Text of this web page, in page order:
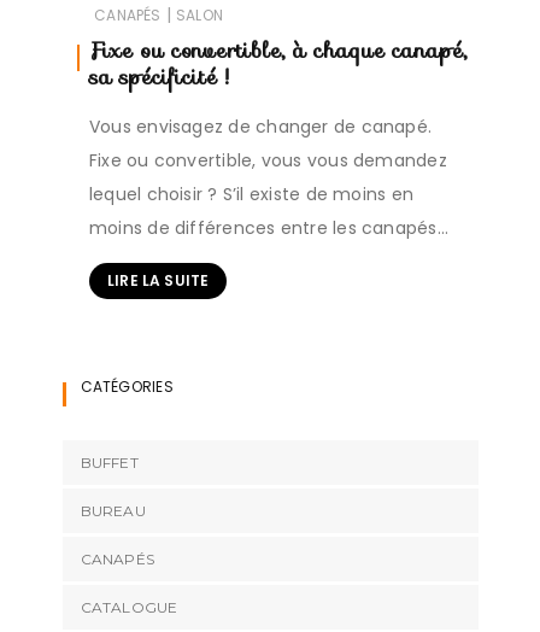
CANAPÉS | SALON
Fixe ou convertible, à chaque canapé,
sa spécificité !
Vous envisagez de changer de canapé.
Fixe ou convertible, vous vous demandez
lequel choisir ? S’il existe de moins en
moins de différences entre les canapés…
LIRE LA SUITE
CATÉGORIES
BUFFET
BUREAU
CANAPÉS
CATALOGUE